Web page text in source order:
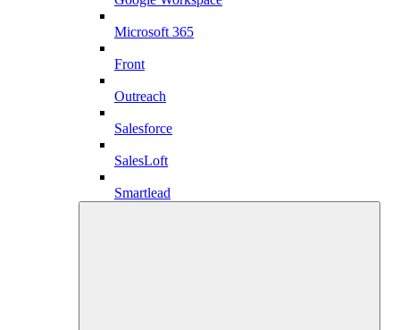
Microsoft 365
Front
Outreach
Salesforce
SalesLoft
Smartlead